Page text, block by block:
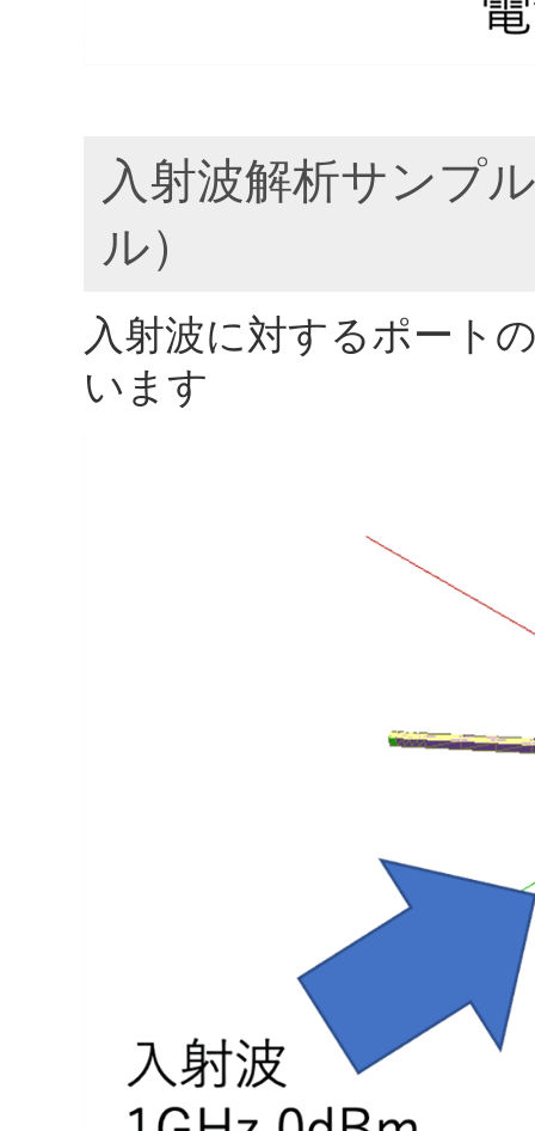
入射波解析サンプ
ル）
入射波に対するポート
います